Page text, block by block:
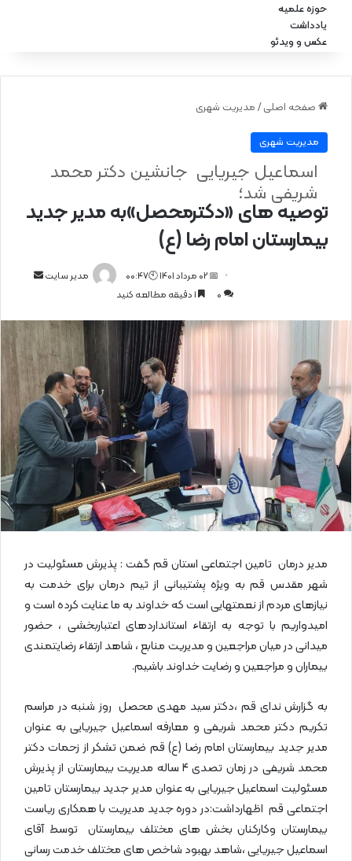
حوزه علمیه
یادداشت
عکس و ویدئو
صفحه اصلی / مدیریت شهری
مدیریت شهری
توصیه های «دکترمحصل»به مدیر جدید
بیمارستان امام رضا (ع)
اسماعیل جیریایی جانشین دکتر محمد
شریفی شد؛
مدیر سایت
م
ل
📅 02 مرداد 1401 🕙00:47
0
مدیر درمان تامین اجتماعی استان قم گفت : پذیرش مسئولیت در
شهر مقدس قم به ویژه پشتیبانی از تیم درمان برای خدمت به
نیازهای مردم از نعمتهایی است که خداوند به ما عنایت کرده است و
امیدواریم با توجه به ارتقاء استانداردهای اعتباربخشی ، حضور
میدانی در میان مراجعین و مدیریت منابع ، شاهد ارتقاء رضایتمندی
بیماران و مراجعین و رضایت خداوند باشیم.
به گزارش ندای قم ،دکتر سید مهدی محصل روز شنبه در مراسم
تکریم دکتر محمد شریفی و معارفه اسماعیل جیریایی به عنوان
مدیر جدید بیمارستان امام رضا (ع) قم ضمن تشکر از زحمات دکتر
محمد شریفی در زمان تصدی 4 ساله مدیریت بیمارستان از پذیرش
مسئولیت اسماعیل جیریایی به عنوان مدیر جدید بیمارستان تامین
اجتماعی قم اظهارداشت:در دوره جدید مدیریت با همکاری ریاست
بیمارستان وکارکنان بخش های مختلف بیمارستان توسط آقای
اسماعیل جیریایی ،شاهد بهبود شاخص های مختلف خدمت رسانی